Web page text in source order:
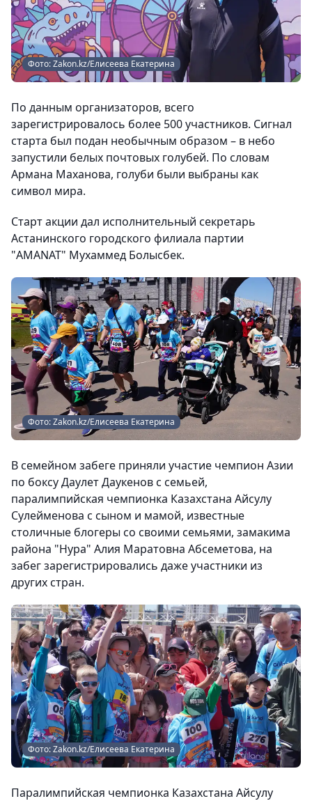
Фото: Zakon.kz/Елисеева Екатерина
По данным организаторов, всего
зарегистрировалось более 500 участников. Сигнал
старта был подан необычным образом – в небо
запустили белых почтовых голубей. По словам
Армана Маханова, голуби были выбраны как
символ мира.
Старт акции дал исполнительный секретарь
Астанинского городского филиала партии
"AMANAT" Мухаммед Болысбек.
Фото: Zakon.kz/Елисеева Екатерина
В семейном забеге приняли участие чемпион Азии
по боксу Даулет Даукенов с семьей,
паралимпийская чемпионка Казахстана Айсулу
Сулейменова с сыном и мамой, известные
столичные блогеры со своими семьями, замакима
района "Нура" Алия Маратовна Абсеметова, на
забег зарегистрировались даже участники из
других стран.
Фото: Zakon.kz/Елисеева Екатерина
Паралимпийская чемпионка Казахстана Айсулу